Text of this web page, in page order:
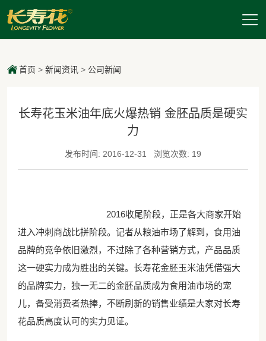
首页 > 新闻资讯> 公司新闻
长寿花玉米油年底火爆热销 金胚品质是硬实
力
发布时间: 2016-12-31 浏览次数: 19
2016收尾阶段，正是各大商家开始
进入冲刺商战比拼阶段。记者从粮油市场了解到，食用油
品牌的竞争依旧激烈，不过除了各种营销方式，产品品质
这一硬实力成为胜出的关键。长寿花金胚玉米油凭借强大
的品牌实力，独一无二的金胚品质成为食用油市场的宠
儿，备受消费者热捧，不断刷新的销售业绩是大家对长寿
花品质高度认可的实力见证。